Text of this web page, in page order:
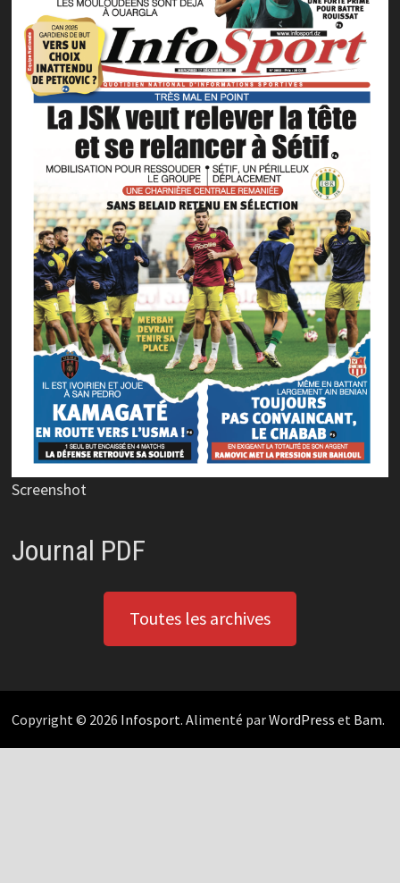
Screenshot
Journal PDF
Toutes les archives
Copyright © 2026 Infosport. Alimenté parWordPress et Bam.